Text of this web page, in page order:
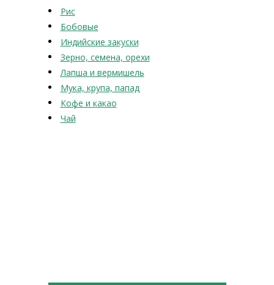
Рис
Бобовые
Индийские закуски
Зерно, семена, орехи
Лапша и вермишель
Мука, крупа, папад
Кофе и какао
Чай